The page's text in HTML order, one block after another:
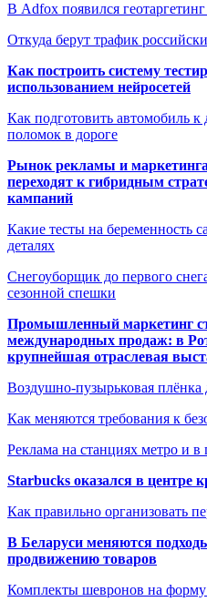
В Adfox появился
Откуда берут трафик
Как построить систему
использованием нейросетей
Как подготовить автомобиль к
поломок в дороге
Рынок рекламы и
переходят к гибридным
кампаний
Какие тесты на беременность
деталях
Снегоуборщик до первого
сезонной спешки
Промышленный маркетинг
международных продаж: в
крупнейшая отраслевая
Воздушно-пузырьковая плёнка
Как меняются требования к
Реклама на станциях метро и
Starbucks оказался в центре
Как правильно организовать
В Беларуси меняются
продвижению товаров
Комплекты шевронов на